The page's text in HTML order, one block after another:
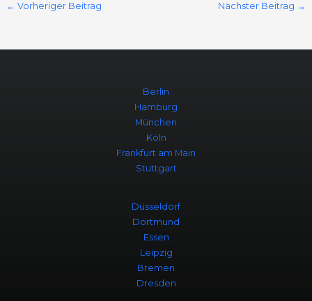
← Vorheriger Beitrag Nächster Beitrag →
Berlin
Hamburg
München
Köln
Frankfurt am Main
Stuttgart
Düsseldorf
Dortmund
Essen
Leipzig
Bremen
Dresden